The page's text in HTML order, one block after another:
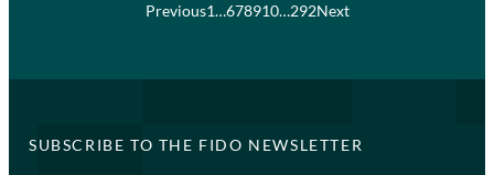
Previous1…678910…292Next
SUBSCRIBE TO THE FIDO NEWSLETTER